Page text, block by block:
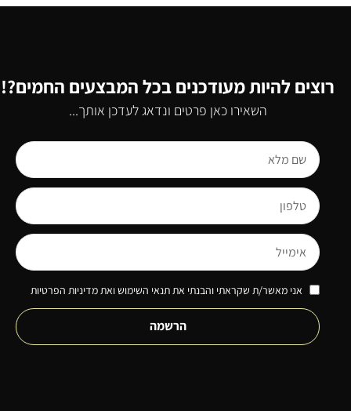
רוצים להיות מעודכנים בכל המבצעים החמים?!
השאירו כאן פרטים ונדאג לעדכן אותך...
אני מאשר/ת שקראתי והבנתי את תנאי השימוש ואת מדיניות הפרטיות
הרשמה